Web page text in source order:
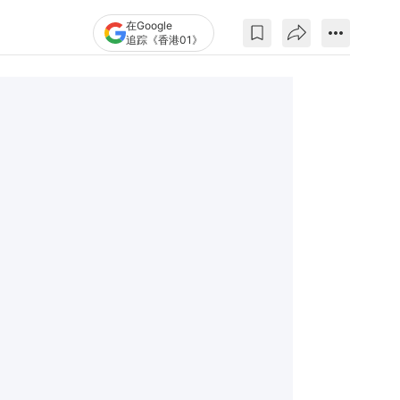
在Google
追踪《香港01》